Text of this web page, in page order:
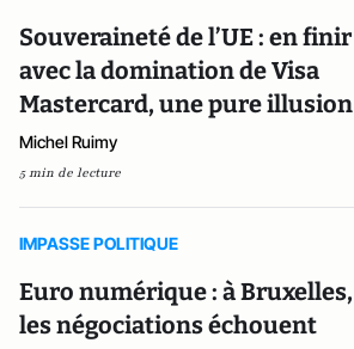
Souveraineté de l’UE : en finir
avec la domination de Visa
Mastercard, une pure illusion
Michel Ruimy
5 min de lecture
IMPASSE POLITIQUE
Euro numérique : à Bruxelles,
les négociations échouent